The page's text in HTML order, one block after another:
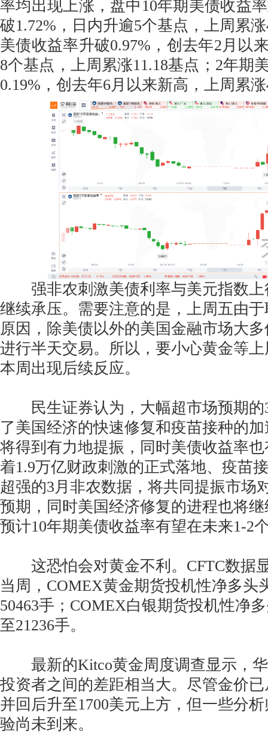
率均出现上涨，盘中10年期美债收益
破1.72%，日内升逾5个基点，上周累
美债收益率升破0.97%，创去年2月以
8个基点，上周累涨11.18基点；2年期
0.19%，创去年6月以来新高，上周
强非农刺激美债利率与美元指数上
继续承压。需要注意的是，上周五由
原因，除美债以外的美国金融市场大
进行半天交易。所以，要小心黄金等
本周出现后续反应。
民生证券认为，大幅超市场预期的
了美国经济的快速修复和疫苗接种的
将得到有力地提振，同时美债收益率
着1.9万亿财政刺激的正式落地、疫苗
超强的3月非农数据，将共同提振市场
预期，同时美国经济修复的进程也将
预计10年期美债收益率有望在未来1-2
这恐怕会对黄金不利。CFTC数据
当周，COMEX黄金期货投机性净多头
50463手；COMEX白银期货投机性净
至21236手。
最新的Kitco黄金周度调查显示，华
投资者之间的差距相当大。尽管金价
并回后升至1700美元上方，但一些分
验尚未到来。